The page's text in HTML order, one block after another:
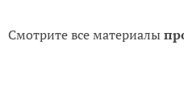
Смотрите все материалы